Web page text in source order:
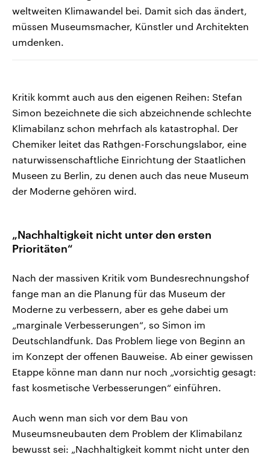
weltweiten Klimawandel bei. Damit sich das ändert,
müssen Museumsmacher, Künstler und Architekten
umdenken.
Kritik kommt auch aus den eigenen Reihen: Stefan
Simon bezeichnete die sich abzeichnende schlechte
Klimabilanz schon mehrfach als katastrophal. Der
Chemiker leitet das Rathgen-Forschungslabor, eine
naturwissenschaftliche Einrichtung der Staatlichen
Museen zu Berlin, zu denen auch das neue Museum
der Moderne gehören wird.
„Nachhaltigkeit nicht unter den ersten
Prioritäten“
Nach der massiven Kritik vom Bundesrechnungshof
fange man an die Planung für das Museum der
Moderne zu verbessern, aber es gehe dabei um
„marginale Verbesserungen“, so Simon im
Deutschlandfunk. Das Problem liege von Beginn an
im Konzept der offenen Bauweise. Ab einer gewissen
Etappe könne man dann nur noch „vorsichtig gesagt:
fast kosmetische Verbesserungen“ einführen.
Auch wenn man sich vor dem Bau von
Museumsneubauten dem Problem der Klimabilanz
bewusst sei: „Nachhaltigkeit kommt nicht unter den